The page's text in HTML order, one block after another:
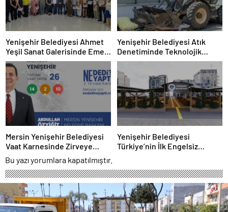
Yenişehir Belediyesi Ahmet
Yeşil Sanat Galerisinde Emek
ve İnsan Sergisi
Yenişehir Belediyesi Atık
Denetiminde Teknolojik
Dönemi Başlattı
Mersin Yenişehir Belediyesi
Vaat Karnesinde Zirveye
Yerleşti
Yenişehir Belediyesi
Türkiye’nin İlk Engelsiz
Bu yazı yorumlara kapatılmıştır.